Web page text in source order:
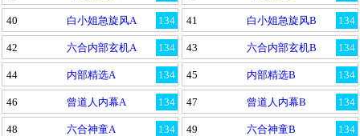
134
40 白小姐急旋风A 134
41 白小姐急旋风B
134
42 六合内部玄机A 134
43 六合内部玄机B
134
44 内部精选A 134
45 内部精选B
134
46 曾道人内幕A 134
47 曾道人内幕B
134
48 六合神童A 134
49 六合神童B